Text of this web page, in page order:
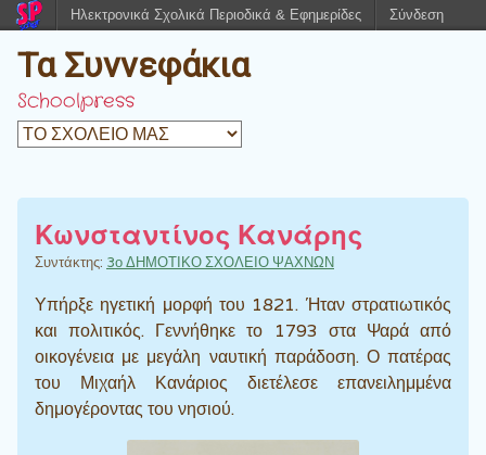
Τα Συννεφάκια
Schoolpress
Κωνσταντίνος Κανάρης
Συντάκτης: 3ο ΔΗΜΟΤΙΚΟ ΣΧΟΛΕΙΟ ΨΑΧΝΩΝ
Υπήρξε ηγετική μορφή του 1821. Ήταν στρατιωτικός
και πολιτικός. Γεννήθηκε το 1793 στα Ψαρά από
οικογένεια με μεγάλη ναυτική παράδοση. Ο πατέρας
του Μιχαήλ Κανάριος διετέλεσε επανειλημμένα
δημογέροντας του νησιού.
Ηλεκτρονικά Σχολικά Περιοδικά & Εφημερίδες Σύνδεση